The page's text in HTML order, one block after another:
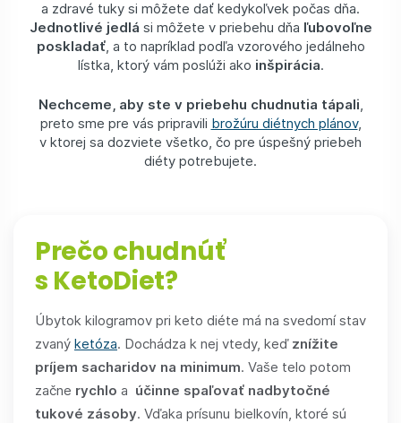
a zdravé tuky si môžete dať kedykoľvek počas dňa.
Jednotlivé jedlá si môžete v priebehu dňa ľubovoľne
poskladať, a to napríklad podľa vzorového jedálneho
lístka, ktorý vám poslúži ako inšpirácia.
Nechceme, aby ste v priebehu chudnutia tápali
preto sme pre vás pripravili brožúru diétnych plánov,
v ktorej sa dozviete všetko, čo pre úspešný priebeh
diéty potrebujete.
Prečo chudnúť
s KetoDiet?
Úbytok kilogramov pri keto diéte má na svedomí stav
zvaný ketóza. Dochádza k nej vtedy, keď znížite
príjem sacharidov na minimum. Vaše telo potom
začne rychlo a účinne spaľovať nadbytočné
tukové zásoby. Vďaka prísunu bielkovín, ktoré sú